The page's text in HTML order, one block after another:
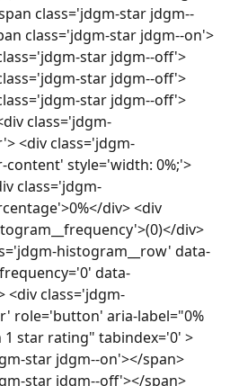
class='jdgm-star jdgm--
class='jdgm-star jdgm--on'>
star jdgm--off'>
star jdgm--off'>
star jdgm--off'>
class='jdgm-
<div class='jdgm-
content' style='width: 0%;'>
class='jdgm-
div> <div
div>
histogram__row' data-
data-
<div class='jdgm-
role='button' aria-label="0%
1 star rating" tabindex='0' >
star jdgm--on'></span>
star jdgm--off'></span>